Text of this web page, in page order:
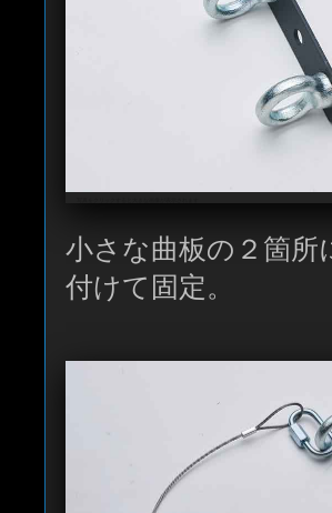
小さな曲板の２箇
付けて固定。